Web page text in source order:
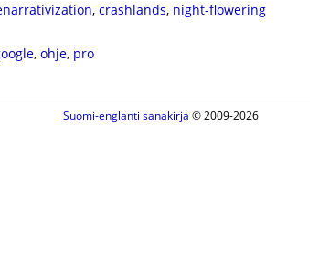
, crashlands, night-flowering
, ohje, pro
Suomi-englanti sanakirja © 2009-2026